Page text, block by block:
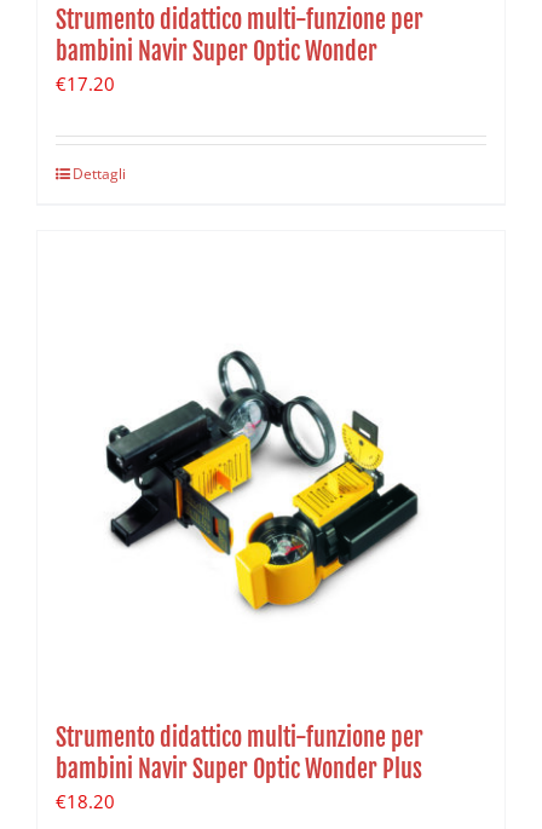
Strumento didattico multi-funzione per
bambini Navir Super Optic Wonder
€17.20
Dettagli
Strumento didattico multi-funzione per
bambini Navir Super Optic Wonder Plus
€18.20